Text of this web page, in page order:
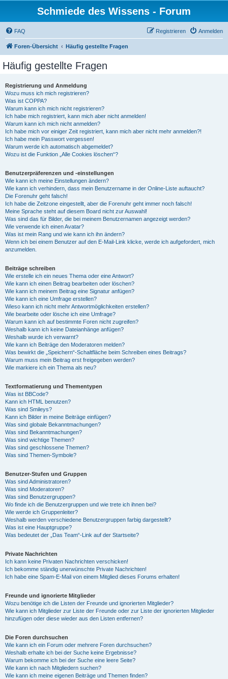
Schmiede des Wissens - Forum
FAQ Anmelden
Registrieren
Foren-Übersicht Häufig gestellte Fragen
Häufig gestellte Fragen
Registrierung und Anmeldung
Wozu muss ich mich registrieren?
Was ist COPPA?
Warum kann ich mich nicht registrieren?
Ich habe mich registriert, kann mich aber nicht anmelden!
Warum kann ich mich nicht anmelden?
Ich habe mich vor einiger Zeit registriert, kann mich aber nicht mehr anmelden?!
Ich habe mein Passwort vergessen!
Warum werde ich automatisch abgemeldet?
Wozu ist die Funktion „Alle Cookies löschen“?
Benutzerpräferenzen und -einstellungen
Wie kann ich meine Einstellungen ändern?
Wie kann ich verhindern, dass mein Benutzername in der Online-Liste auftaucht?
Die Forenuhr geht falsch!
Ich habe die Zeitzone eingestellt, aber die Forenuhr geht immer noch falsch!
Meine Sprache steht auf diesem Board nicht zur Auswahl!
Was sind das für Bilder, die bei meinem Benutzernamen angezeigt werden?
Wie verwende ich einen Avatar?
Was ist mein Rang und wie kann ich ihn ändern?
Wenn ich bei einem Benutzer auf den E-Mail-Link klicke, werde ich aufgefordert, mich
anzumelden.
Beiträge schreiben
Wie erstelle ich ein neues Thema oder eine Antwort?
Wie kann ich einen Beitrag bearbeiten oder löschen?
Wie kann ich meinem Beitrag eine Signatur anfügen?
Wie kann ich eine Umfrage erstellen?
Wieso kann ich nicht mehr Antwortmöglichkeiten erstellen?
Wie bearbeite oder lösche ich eine Umfrage?
Warum kann ich auf bestimmte Foren nicht zugreifen?
Weshalb kann ich keine Dateianhänge anfügen?
Weshalb wurde ich verwarnt?
Wie kann ich Beiträge den Moderatoren melden?
Was bewirkt die „Speichern“-Schaltfläche beim Schreiben eines Beitrags?
Warum muss mein Beitrag erst freigegeben werden?
Wie markiere ich ein Thema als neu?
Textformatierung und Thementypen
Was ist BBCode?
Kann ich HTML benutzen?
Was sind Smileys?
Kann ich Bilder in meine Beiträge einfügen?
Was sind globale Bekanntmachungen?
Was sind Bekanntmachungen?
Was sind wichtige Themen?
Was sind geschlossene Themen?
Was sind Themen-Symbole?
Benutzer-Stufen und Gruppen
Was sind Administratoren?
Was sind Moderatoren?
Was sind Benutzergruppen?
Wo finde ich die Benutzergruppen und wie trete ich ihnen bei?
Wie werde ich Gruppenleiter?
Weshalb werden verschiedene Benutzergruppen farbig dargestellt?
Was ist eine Hauptgruppe?
Was bedeutet der „Das Team“-Link auf der Startseite?
Private Nachrichten
Ich kann keine Privaten Nachrichten verschicken!
Ich bekomme ständig unerwünschte Private Nachrichten!
Ich habe eine Spam-E-Mail von einem Mitglied dieses Forums erhalten!
Freunde und ignorierte Mitglieder
Wozu benötige ich die Listen der Freunde und ignorierten Mitglieder?
Wie kann ich Mitglieder zur Liste der Freunde oder zur Liste der ignorierten Mitglieder
hinzufügen oder diese wieder aus den Listen entfernen?
Die Foren durchsuchen
Wie kann ich ein Forum oder mehrere Foren durchsuchen?
Weshalb erhalte ich bei der Suche keine Ergebnisse?
Warum bekomme ich bei der Suche eine leere Seite?
Wie kann ich nach Mitgliedern suchen?
Wie kann ich meine eigenen Beiträge und Themen finden?